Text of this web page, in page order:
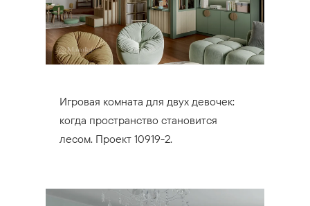
Игровая комната для двух девочек:
когда пространство становится
лесом. Проект 10919-2.